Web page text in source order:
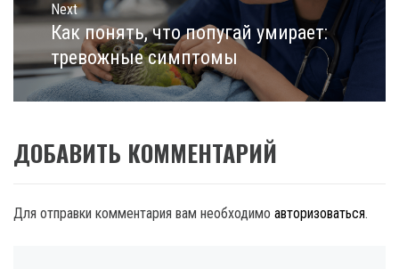
Next
Next
post:
Как понять, что попугай умирает:
тревожные симптомы
ДОБАВИТЬ КОММЕНТАРИЙ
Для отправки комментария вам необходимо авторизоваться.